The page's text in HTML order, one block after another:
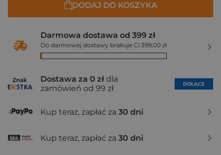
DODAJ DO KOSZYKA
Darmowa dostawa od 399 zł
Do darmowej dostawy brakuje Ci 399,00 zł
Dostawa za 0 zł dla
zamówień od 99 zł
DOŁĄCZ
Kup teraz, zapłać za 30 dni
Kup teraz, zapłać za 30 dni